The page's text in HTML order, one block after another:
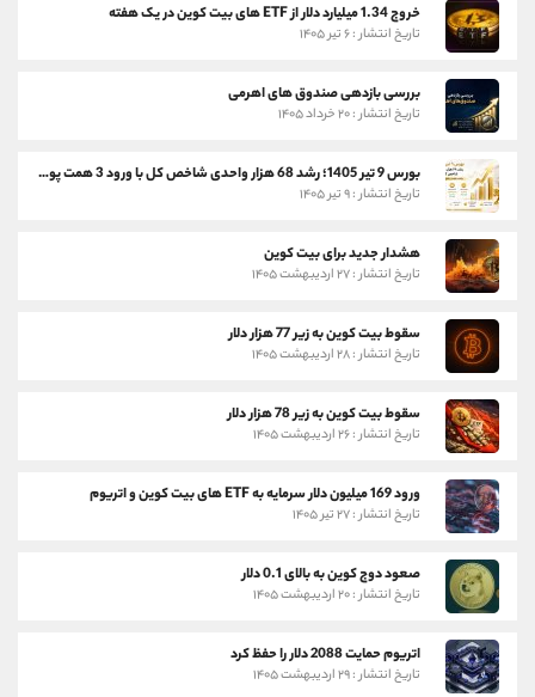
خروج 1.34 میلیارد دلار از ETF های بیت کوین در یک هفته
تاریخ انتشار : ۶ تیر ۱۴۰۵
بررسی بازدهی صندوق های اهرمی
تاریخ انتشار : ۲۰ خرداد ۱۴۰۵
بورس 9 تیر 1405؛ رشد 68 هزار واحدی شاخص کل با ورود 3 همت پول حقیقی
تاریخ انتشار : ۹ تیر ۱۴۰۵
هشدار جدید برای بیت کوین
تاریخ انتشار : ۲۷ اردیبهشت ۱۴۰۵
سقوط بیت کوین به زیر 77 هزار دلار
تاریخ انتشار : ۲۸ اردیبهشت ۱۴۰۵
سقوط بیت کوین به زیر 78 هزار دلار
تاریخ انتشار : ۲۶ اردیبهشت ۱۴۰۵
ورود 169 میلیون دلار سرمایه به ETF های بیت کوین و اتریوم
تاریخ انتشار : ۲۷ تیر ۱۴۰۵
صعود دوج کوین به بالای 0.1 دلار
تاریخ انتشار : ۲۰ اردیبهشت ۱۴۰۵
اتریوم حمایت 2088 دلار را حفظ کرد
تاریخ انتشار : ۲۹ اردیبهشت ۱۴۰۵